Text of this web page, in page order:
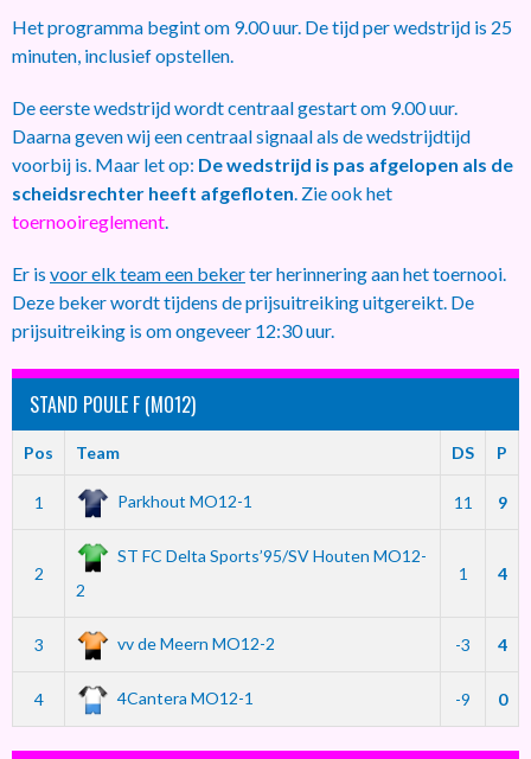
Het programma begint om 9.00 uur. De tijd per wedstrijd is 25
minuten, inclusief opstellen.
De eerste wedstrijd wordt centraal gestart om 9.00 uur.
Daarna geven wij een centraal signaal als de wedstrijdtijd
voorbij is. Maar let op: De wedstrijd is pas afgelopen als de
scheidsrechter heeft afgefloten. Zie ook het
toernooireglement.
Er is voor elk team een bekerter herinnering aan het toernooi.
Deze beker wordt tijdens de prijsuitreiking uitgereikt. De
prijsuitreiking is om ongeveer 12:30 uur.
STAND POULE F (MO12)
Pos Team DS P
1 Parkhout MO12-1 11 9
2
ST FC Delta Sports’95/SV Houten MO12-
2
1 4
3 vv de Meern MO12-2 -3 4
4 4Cantera MO12-1 -9 0